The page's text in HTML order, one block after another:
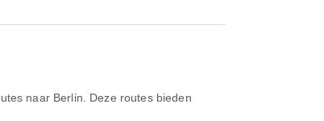
naar Berlin. Deze routes bieden